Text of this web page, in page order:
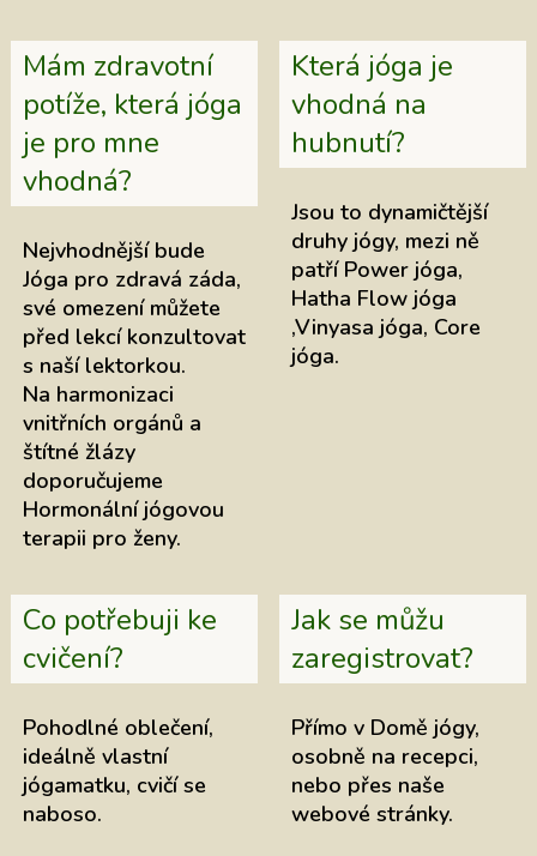
Mám zdravotní
potíže, která jóga
je pro mne
vhodná?
Nejvhodnější bude
Jóga pro zdravá záda,
své omezení můžete
před lekcí konzultovat
s naší lektorkou.
Na harmonizaci
vnitřních orgánů a
štítné žlázy
doporučujeme
Hormonální jógovou
terapii pro ženy.
Která jóga je
vhodná na
hubnutí?
Jsou to dynamičtější
druhy jógy, mezi ně
patří Power jóga,
Hatha Flow jóga
,Vinyasa jóga, Core
jóga.
Co potřebuji ke
cvičení?
Pohodlné oblečení,
ideálně vlastní
jógamatku, cvičí se
naboso.
Jak se můžu
zaregistrovat?
Přímo v Domě jógy,
osobně na recepci,
nebo přes naše
webové stránky.